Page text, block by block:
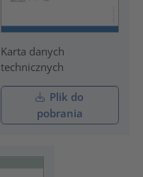
Karta danych
technicznych
Plik do
pobrania